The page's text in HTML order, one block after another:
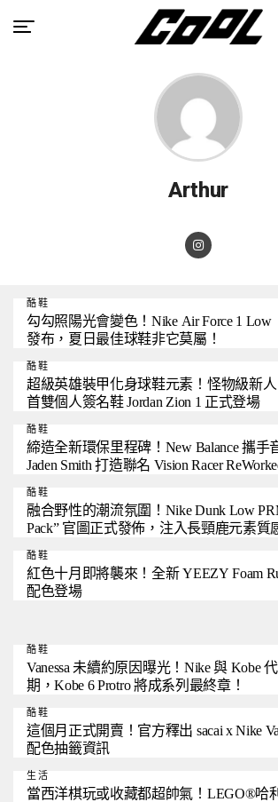
Arthur
酷鞋
勾勾照陽光會變色！Nike Air Force 1
發布，夏日最佳球鞋非它莫屬！
酷鞋
超級英雄裝甲化身球鞋元素！怪物級新人
首雙個人簽名鞋 Jordan Zion 1 正式登場
酷鞋
締造全新環保里程碑！New Balance 攜手
Jaden Smith 打造聯名 Vision Racer
酷鞋
融合野性的潮流氛圍！Nike Dunk Low
Pack” 官圖正式發佈，注入長頸鹿元素質
酷鞋
紅色十月即將襲來！全新 YEEZY Foam
配色登場
酷鞋
Vanessa 未續約原因曝光！Nike 與 Kobe
期，Kobe 6 Protro 將成系列最終章！
酷鞋
這個月正式開賣！官方釋出 sacai x Nike
配色抽籤資訊
生活
當西洋棋玩或收藏都超帥氣！LEGO®哈